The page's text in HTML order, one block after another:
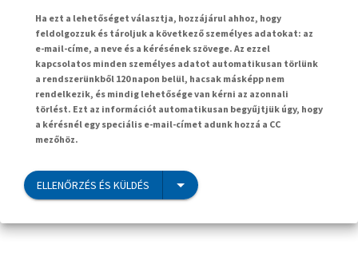
Ha ezt a lehetőséget választja, hozzájárul ahhoz, hogy
feldolgozzuk és tároljuk a következő személyes adatokat: az
e-mail-címe, a neve és a kérésének szövege. Az ezzel
kapcsolatos minden személyes adatot automatikusan törlünk
a rendszerünkből 120 napon belül, hacsak másképp nem
rendelkezik, és mindig lehetősége van kérni az azonnali
törlést. Ezt az információt automatikusan begyűjtjük úgy, hogy
a kérésnél egy speciális e-mail-címet adunk hozzá a CC
mezőhöz.
ELLENŐRZÉS ÉS KÜLDÉS